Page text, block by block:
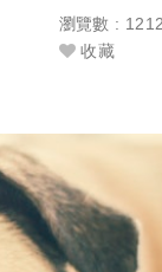
瀏覽數 :
收藏